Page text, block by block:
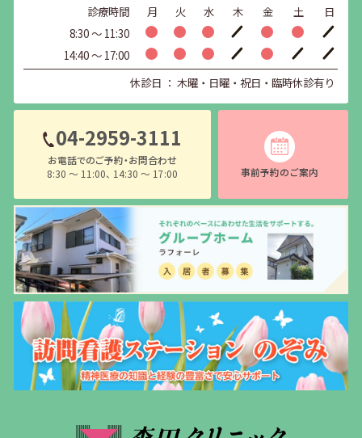
診療時間 月 火 水 木 金 土
日
8:30 〜 11:30
14:40 〜 17:00
休診日 ： 木曜・日曜・祝日・臨時休診有り
04-2959-3111
お電話でのご予約・お問合わせ
8:30 〜 11:00、 14:30 〜 17:00
事前予約のご案内